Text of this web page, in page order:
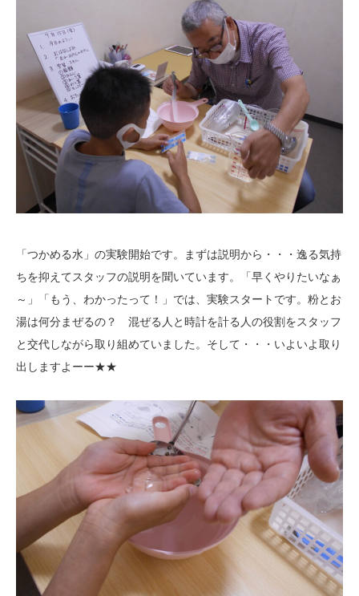
「つかめる水」の実験開始です。まずは説明から・・・逸る気持
ちを抑えてスタッフの説明を聞いています。「早くやりたいなぁ
～」「もう、わかったって！」では、実験スタートです。粉とお
湯は何分まぜるの？ 混ぜる人と時計を計る人の役割をスタッフ
と交代しながら取り組めていました。そして・・・いよいよ取り
出しますよーー★★